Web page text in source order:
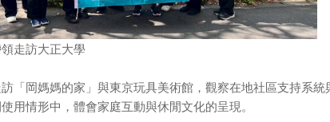
走訪大正大學
「岡媽媽的家」與東京玩具美術館 ，觀察在地社區支持系
用情形中，體會家庭互動與休閒文化的呈現。